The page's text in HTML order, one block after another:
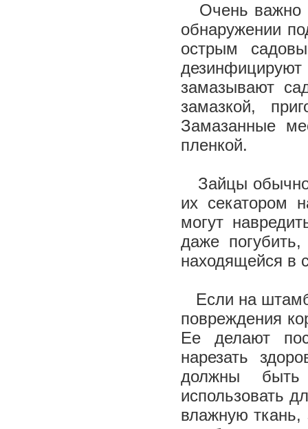
Очень важно
обнаружении
острым
замазывают
замазкой,
Замазанные
пленкой.
Зайцы обычно
их секатором
могут
даже
находящейся в
Если на
повреждения
Ее делают
нарезать
должны быть
использовать
влажную